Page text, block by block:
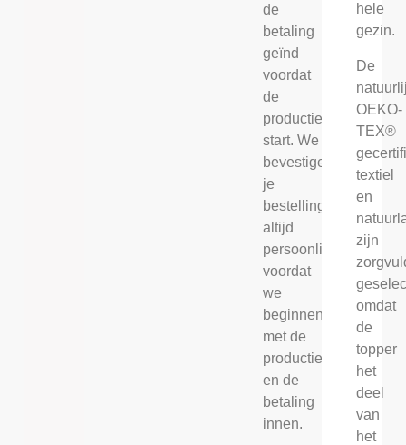
de
betaling
geïnd
voordat
de
productie
start. We
bevestigen
je
bestelling
altijd
persoonlijk
voordat
we
beginnen
met de
productie
en de
betaling
innen.
hele
gezin.
De
OEKO-
TEX®
textiel
en
zijn
omdat
de
topper
het
deel
van
het